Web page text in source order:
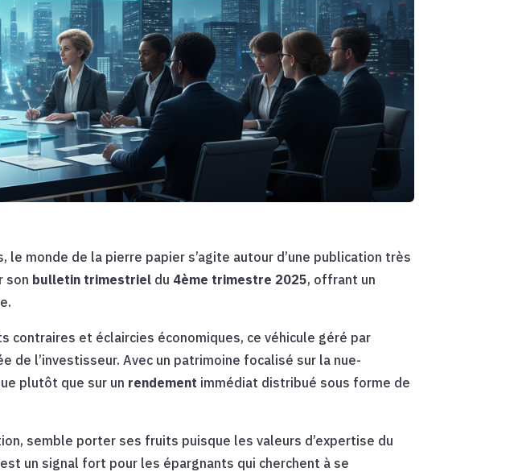
monde de la pierre papier s’agite autour d’une publication très
son bulletin trimestriel du 4ème trimestre 2025, offrant un
contraires et éclaircies économiques, ce véhicule géré par
de l’investisseur. Avec un patrimoine focalisé sur la nue-
plutôt que sur un rendement immédiat distribué sous forme de
semble porter ses fruits puisque les valeurs d’expertise du
un signal fort pour les épargnants qui cherchent à se